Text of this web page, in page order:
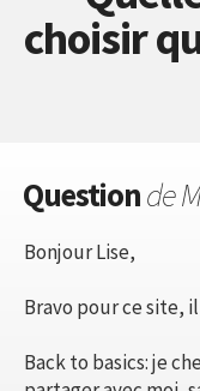
choisir
Questionde
Bonjour Lise,
Bravo pour ce site,
Back to basics: je